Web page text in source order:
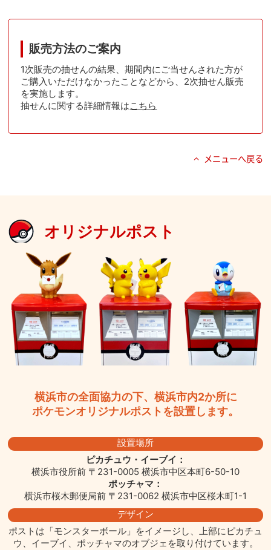
販売方法のご案内
1次販売の抽せんの結果、期間内にご当せんされた方が
ご購入いただけなかったことなどから、2次抽せん販売
を実施します。
抽せんに関する詳細情報はこちら
メニューへ戻る
オリジナルポスト
横浜市の全面協力の下、横浜市内2か所に
ポケモンオリジナルポストを設置します。
設置場所
ピカチュウ・イーブイ：
横浜市役所前 〒231-0005 横浜市中区本町6-50-10
ポッチャマ：
横浜市桜木郵便局前 〒231-0062 横浜市中区桜木町1-1
デザイン
ポストは「モンスターボール」をイメージし、上部にピカチュ
ウ、イーブイ、ポッチャマのオブジェを取り付けています。